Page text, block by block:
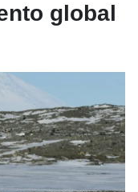
global